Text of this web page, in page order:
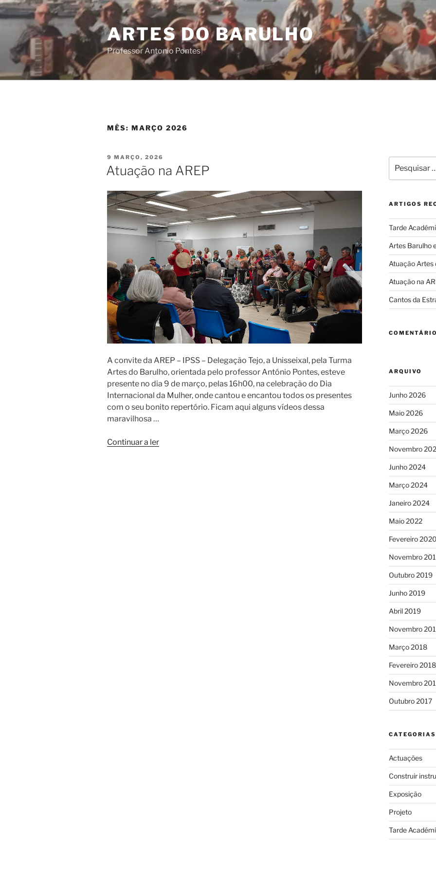
Saltar
para
conteúdo
ARTES DO BARULHO
Professor Antonio Pontes
MÊS: MARÇO 2026
PUBLICADO
EM
9 MARÇO, 2026
Atuação na AREP
A convite da AREP – IPSS – Delegação Tejo, a Unisseixal, pela Turma
Artes do Barulho, orientada pelo professor António Pontes, esteve
presente no dia 9 de março, pelas 16h00, na celebração do Dia
Internacional da Mulher, onde cantou e encantou todos os presentes
com o seu bonito repertório. Ficam aqui alguns vídeos dessa
maravilhosa …
Continuar a ler“Atuação
por:
ARTIGOS
Tarde
Artes Barulho
Atuação Artes
Atuação na
Cantos da
ARQUIVO
Junho 2026
Maio 2026
Março 2026
Novembro
Junho 2024
Março 2024
Janeiro 2024
Maio 2022
Fevereiro 2020
Novembro
Outubro 2019
Junho 2019
Abril 2019
Novembro
Março 2018
Fevereiro 2018
Novembro
Outubro 2017
CATEGORIAS
Actuações
Construir
Exposição
Projeto
Tarde